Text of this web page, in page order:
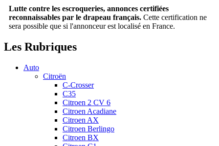
Lutte contre les escroqueries, annonces certifiées
reconnaissables par le drapeau français. Cette certification ne
sera possible que si l'annonceur est localisé en France.
Les Rubriques
Auto
Citroën
C-Crosser
C35
Citroen 2 CV 6
Citroen Acadiane
Citroen AX
Citroen Berlingo
Citroen BX